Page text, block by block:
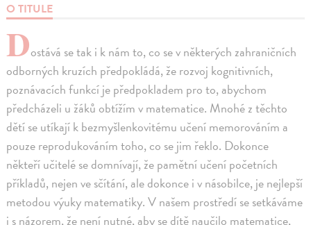
O TITULE
Dostává se tak i k nám to, co se v některých zahraničních
odborných kruzích předpokládá, že rozvoj kognitivních,
poznávacích funkcí je předpokladem pro to, abychom
předcházeli u žáků obtížím v matematice. Mnohé z těchto
dětí se utíkají k bezmyšlenkovitému učení memorováním a
pouze reprodukováním toho, co se jim řeklo. Dokonce
někteří učitelé se domnívají, že pamětní učení početních
příkladů, nejen ve sčítání, ale dokonce i v násobilce, je nejlepší
metodou výuky matematiky. V našem prostředí se setkáváme
i s názorem, že není nutné, aby se dítě naučilo matematice,